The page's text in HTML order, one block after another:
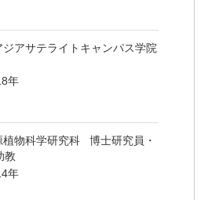
アサテライトキャンパス学院
年
物科学研究科 博士研究員・
教
年